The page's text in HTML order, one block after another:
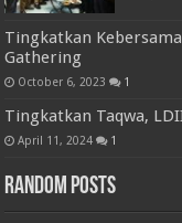
Tingkatkan
Gathering
October 6, 2023 1
Tingkatkan Taqwa,
April 11, 2024 1
Random Posts